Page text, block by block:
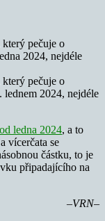
pečuje o
2024, nejdéle
pečuje o
lednem 2024, nejdéle
ledna 2024, a to
vícerčata se
částku, to je
připadajícího na
–VRN–